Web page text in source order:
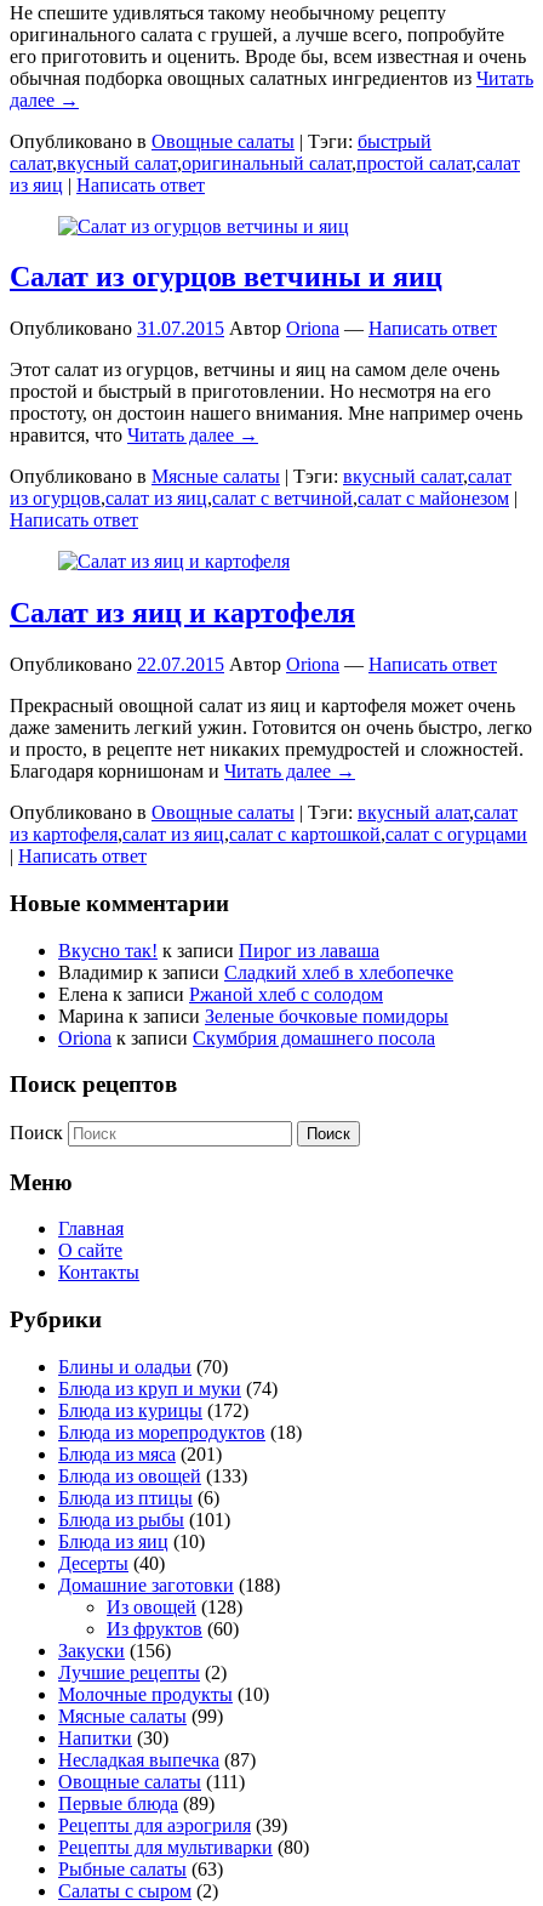
Не спешите удивляться такому необычному рецепту
оригинального салата с грушей, а лучше всего, попробуйте
его приготовить и оценить. Вроде бы, всем известная и очень
обычная подборка овощных салатных ингредиентов из Читать
далее →
Опубликовано в Овощные салаты | Тэги: быстрый
салат,вкусный салат,оригинальный салат,простой салат,салат
из яиц | Написать ответ
Салат из огурцов ветчины и яиц
Опубликовано 31.07.2015 Автор Oriona — Написать ответ
Этот салат из огурцов, ветчины и яиц на самом деле очень
простой и быстрый в приготовлении. Но несмотря на его
простоту, он достоин нашего внимания. Мне например очень
нравится, что Читать далее →
Опубликовано в Мясные салаты | Тэги: вкусный салат,салат
из огурцов,салат из яиц,салат с ветчиной,салат с майонезом |
Написать ответ
Салат из яиц и картофеля
Опубликовано 22.07.2015 Автор Oriona — Написать ответ
Прекрасный овощной салат из яиц и картофеля может очень
даже заменить легкий ужин. Готовится он очень быстро, легко
и просто, в рецепте нет никаких премудростей и сложностей.
Благодаря корнишонам и Читать далее →
Опубликовано в Овощные салаты | Тэги: вкусный алат,салат
из картофеля,салат из яиц,салат с картошкой,салат с огурцами
| Написать ответ
Новые комментарии
Вкусно так! к записи Пирог из лаваша
Владимир к записи Сладкий хлеб в хлебопечке
Елена к записи Ржаной хлеб с солодом
Марина к записи Зеленые бочковые помидоры
Oriona к записи Скумбрия домашнего посола
Поиск рецептов
Поиск
Меню
Главная
О сайте
Контакты
Рубрики
Блины и оладьи (70)
Блюда из круп и муки (74)
Блюда из курицы (172)
Блюда из морепродуктов (18)
Блюда из мяса (201)
Блюда из овощей (133)
Блюда из птицы (6)
Блюда из рыбы (101)
Блюда из яиц (10)
Десерты (40)
Домашние заготовки (188)
Из овощей (128)
Из фруктов (60)
Закуски (156)
Лучшие рецепты (2)
Молочные продукты (10)
Мясные салаты (99)
Напитки (30)
Несладкая выпечка (87)
Овощные салаты (111)
Первые блюда (89)
Рецепты для аэрогриля (39)
Рецепты для мультиварки (80)
Рыбные салаты (63)
Салаты с сыром (2)